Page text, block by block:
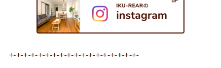
+-+-+-+-+-+-+-+-+-+-+-+-+-+-+-+-+-+-